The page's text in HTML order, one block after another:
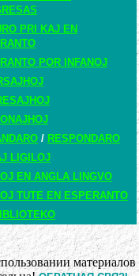
PRI KAJ EN
POR INFANOJ
/ RESPONDARO
LIGILOJ
EN ANGLA LINGVO
TUTE EN ESPERANTO
материалов